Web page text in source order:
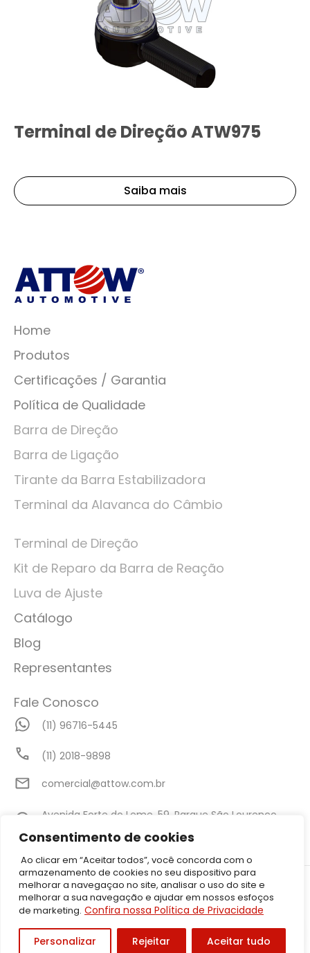
Consentimento de cookies
Ao clicar em “Aceitar todos”, você concorda com o
armazenamento de cookies no seu dispositivo para
melhorar a navegaçao no site, analisar o uso do site e
melhorar a sua navegação e ajudar em nossos esfoços
de marketing. Confira nossa Política de Privacidade
Personalizar Rejeitar Aceitar tudo
Terminal de Direção ATW975
Saiba mais
Home
Produtos
Certificações / Garantia
Política de Qualidade
Barra de Direção
Barra de Ligação
Tirante da Barra Estabilizadora
Terminal da Alavanca do Câmbio
Terminal de Direção
Kit de Reparo da Barra de Reação
Luva de Ajuste
Catálogo
Blog
Representantes
Fale Conosco
(11) 96716-5445
(11) 2018-9898
comercial@attow.com.br
Avenida Forte do Leme, 59, Parque São Lourenço,
©2026 Attow – Todos Direitos Reservados | Avenida Forte do Leme,
59, Parque São Lourenço, São Paulo – SP CEP: 08340-010 | CNPJ:
05.001.206/0001-50
Política de Privacidade
Desenvolvido por